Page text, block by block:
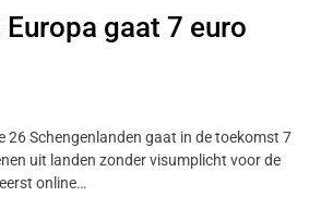
gaat 7 euro
26 Schengenlanden gaat in de toekomst 7
uit landen zonder visumplicht voor de
online…